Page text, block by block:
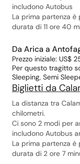
includono Autobus
La prima partenza
durata di 11 ore 40
Da Arica a
Prezzo iniziale: US$
Per questo tragitto
Sleeping, Semi
Biglietti da
La distanza tra
chilometri.
Ci sono 2 modi per
includono Autobus
La prima partenza è
durata di 2 ore 7